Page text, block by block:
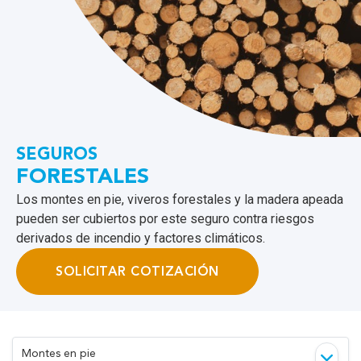
SEGUROS
FORESTALES
Los montes en pie, viveros forestales y la madera apeada
pueden ser cubiertos por este seguro contra riesgos
derivados de incendio y factores climáticos.
SOLICITAR COTIZACIÓN
Montes en pie